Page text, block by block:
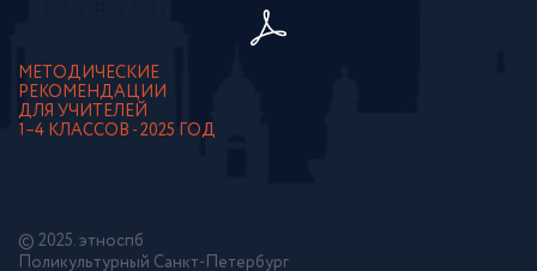
МЕТОДИЧЕСКИЕ
РЕКОМЕНДАЦИИ
ДЛЯ УЧИТЕЛЕЙ
1–4 КЛАССОВ - 2025 ГОД
© 2025. этноспб
Поликультурный Санкт-Петербург